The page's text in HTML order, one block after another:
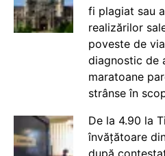
fi plagiat sau
realizărilor
poveste de
diagnostic de
maratoane
strânse în
De la 4.90 la
învățătoare
după